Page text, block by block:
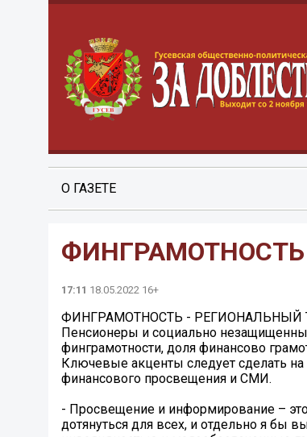
О ГАЗЕТЕ
17:11 18.05.2022 16+
ФИНГРАМОТНОСТЬ - РЕГИОНАЛЬНЫЙ
Пенсионеры и социально
финграмотности, доля финансово
Ключевые акценты следует сделать
финансового просвещения и СМИ.
- Просвещение и информирование –
дотянуться для всех, и отдельно я бы